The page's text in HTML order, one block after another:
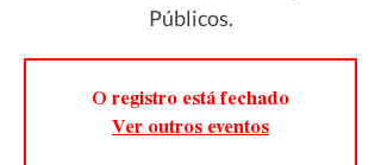
Públicos.
O registro está fechado
Ver outros eventos